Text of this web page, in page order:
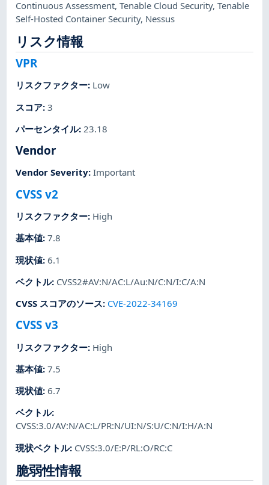
Continuous Assessment,Tenable Cloud Security,Tenable
Self-Hosted Container Security, Nessus
リスク情報
VPR
リスクファクター: Low
スコア:3
パーセンタイル: 23.18
Vendor
Vendor Severity:Important
CVSS v2
リスクファクター: High
基本値:7.8
現状値:6.1
ベクトル: CVSS2#AV:N/AC:L/Au:N/C:N/I:C/A:N
CVSS スコアのソース: CVE-2022-34169
CVSS v3
リスクファクター: High
基本値:7.5
現状値:6.7
ベクトル:
CVSS:3.0/AV:N/AC:L/PR:N/UI:N/S:U/C:N/I:H/A:N
現状ベクトル: CVSS:3.0/E:P/RL:O/RC:C
脆弱性情報